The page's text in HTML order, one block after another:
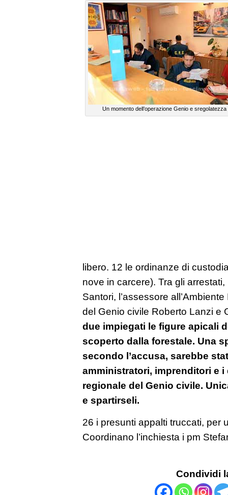
Un momento dell’operazione Genio e sregolatezza
libero. 12 le ordinanze di
nove in carcere). Tra gli
Santori, l’assessore
del Genio civile Roberto Lanzi e
due impiegati le figure apicali
scoperto dalla forestale. Una
secondo l’accusa, sarebbe
amministratori, imprenditori e
regionale del Genio civile.
e spartirseli.
26 i presunti appalti truccati, per
Coordinano l’inchiesta i pm
Condividi